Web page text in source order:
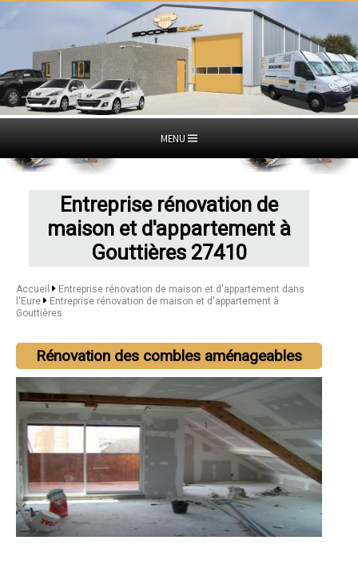
MENU
Entreprise rénovation de
maison et d'appartement à
Gouttières 27410
Accueil
Entreprise rénovation de maison et d'appartement dans
l'Eure
Entreprise rénovation de maison et d'appartement à
Gouttières
Rénovation des combles aménageables